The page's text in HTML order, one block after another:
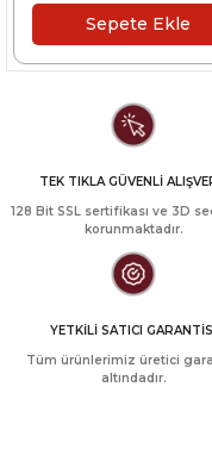
Sepete Ekle
TEK TIKLA GÜVENLİ
128 Bit SSL sertifikası ve 3D
korunmaktadır.
YETKİLİ SATICI
Tüm ürünlerimiz üretici
altındadır.